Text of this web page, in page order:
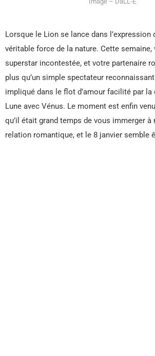
Lorsque le Lion se lance dans l’expression
véritable force de la nature. Cette semaine,
superstar incontestée, et votre partenaire
plus qu’un simple spectateur
impliqué dans le flot d’amour facilité par
Lune avec Vénus. Le moment est enfin
qu’il était grand temps de vous immerger à
relation romantique, et le 8 janvier semble